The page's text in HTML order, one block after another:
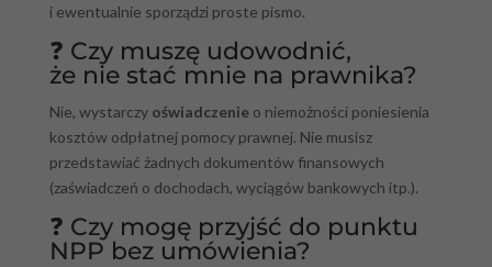
i ewentualnie sporządzi proste pismo.
❓ Czy muszę udowodnić,
że nie stać mnie na prawnika?
Nie, wystarczy oświadczenieo niemożności poniesienia
kosztów odpłatnej pomocy prawnej. Nie musisz
przedstawiać żadnych dokumentów finansowych
(zaświadczeń o dochodach, wyciągów bankowych itp.).
❓ Czy mogę przyjść do punktu
NPP bez umówienia?